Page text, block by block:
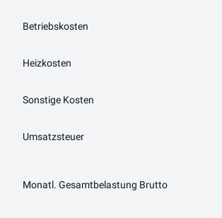
Betriebskosten
Heizkosten
Sonstige Kosten
Umsatzsteuer
Monatl. Gesamtbelastung Brutto